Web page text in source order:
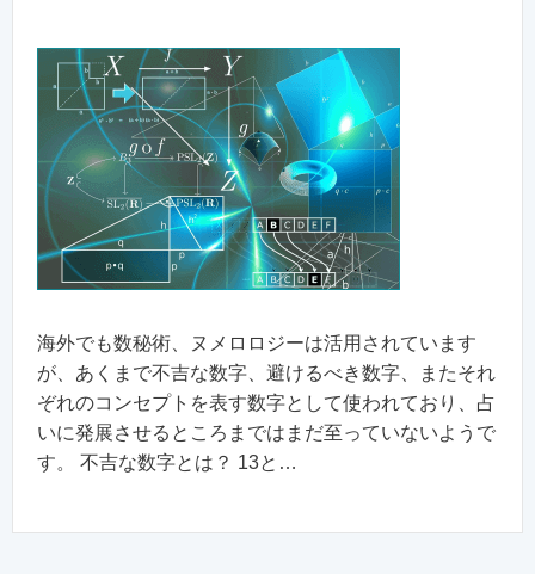
海外でも数秘術、ヌメロロジーは活用されています
が、あくまで不吉な数字、避けるべき数字、またそれ
ぞれのコンセプトを表す数字として使われており、占
いに発展させるところまではまだ至っていないようで
す。 不吉な数字とは？ 13と…